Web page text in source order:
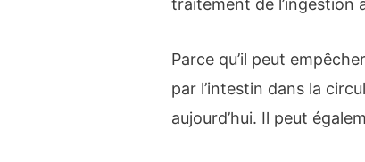
traitement de l’ingestion
Parce qu’il peut
par l’intestin dans la
aujourd’hui. Il peut